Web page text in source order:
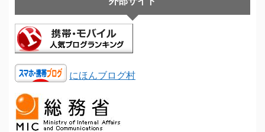
にほんブログ村